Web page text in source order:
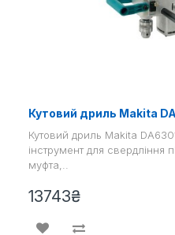
Кутовий дриль Makita
Кутовий дриль Makita
інструмент для свердління
муфта,..
13743₴